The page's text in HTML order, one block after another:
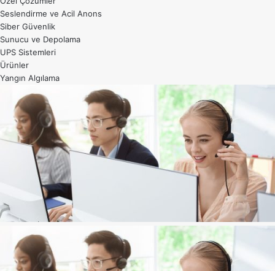
Seslendirme ve Acil Anons
Siber Güvenlik
Sunucu ve Depolama
UPS Sistemleri
Ürünler
Yangın Algılama